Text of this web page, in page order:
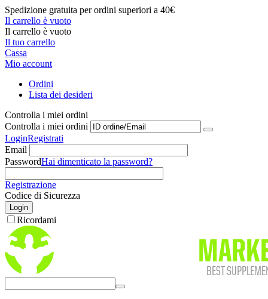
Spedizione gratuita per ordini superiori a 40€
Il carrello è vuoto
Il carrello è vuoto
Il tuo carrello
Cassa
Mio account
Ordini
Lista dei desideri
Controlla i miei ordini
Controlla i miei ordini
LoginRegistrati
Email
PasswordHai dimenticato la password?
Registrazione
Codice di Sicurezza
Login
Ricordami